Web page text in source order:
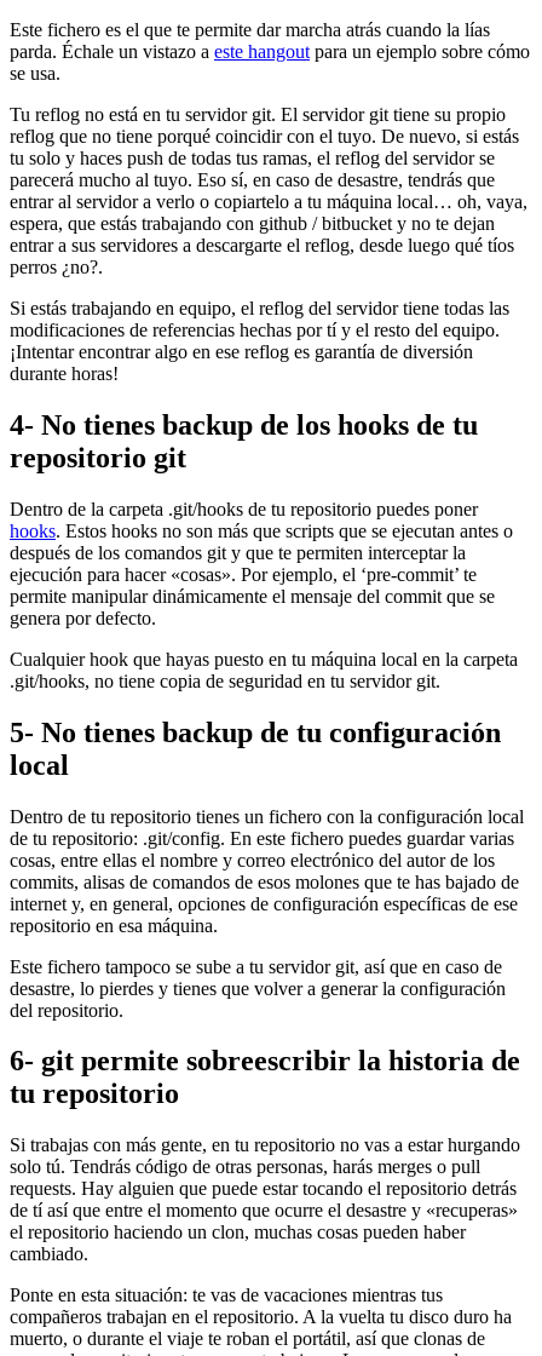
Este fichero es el que te permite dar marcha atrás cuando la lías
parda. Échale un vistazo a este hangout para un ejemplo sobre cómo
se usa.
Tu reflog no está en tu servidor git. El servidor git tiene su propio
reflog que no tiene porqué coincidir con el tuyo. De nuevo, si estás
tu solo y haces push de todas tus ramas, el reflog del servidor se
parecerá mucho al tuyo. Eso sí, en caso de desastre, tendrás que
entrar al servidor a verlo o copiartelo a tu máquina local… oh, vaya,
espera, que estás trabajando con github / bitbucket y no te dejan
entrar a sus servidores a descargarte el reflog, desde luego qué tíos
perros ¿no?.
Si estás trabajando en equipo, el reflog del servidor tiene todas las
modificaciones de referencias hechas por tí y el resto del equipo.
¡Intentar encontrar algo en ese reflog es garantía de diversión
durante horas!
4- No tienes backup de los hooks de tu
repositorio git
Dentro de la carpeta .git/hooks de tu repositorio puedes poner
hooks. Estos hooks no son más que scripts que se ejecutan antes o
después de los comandos git y que te permiten interceptar la
ejecución para hacer «cosas». Por ejemplo, el ‘pre-commit’ te
permite manipular dinámicamente el mensaje del commit que se
genera por defecto.
Cualquier hook que hayas puesto en tu máquina local en la carpeta
.git/hooks, no tiene copia de seguridad en tu servidor git.
5- No tienes backup de tu configuración
local
Dentro de tu repositorio tienes un fichero con la configuración local
de tu repositorio: .git/config. En este fichero puedes guardar varias
cosas, entre ellas el nombre y correo electrónico del autor de los
commits, alisas de comandos de esos molones que te has bajado de
internet y, en general, opciones de configuración específicas de ese
repositorio en esa máquina.
Este fichero tampoco se sube a tu servidor git, así que en caso de
desastre, lo pierdes y tienes que volver a generar la configuración
del repositorio.
6- git permite sobreescribir la historia de
tu repositorio
Si trabajas con más gente, en tu repositorio no vas a estar hurgando
solo tú. Tendrás código de otras personas, harás merges o pull
requests. Hay alguien que puede estar tocando el repositorio detrás
de tí así que entre el momento que ocurre el desastre y «recuperas»
el repositorio haciendo un clon, muchas cosas pueden haber
cambiado.
Ponte en esta situación: te vas de vacaciones mientras tus
compañeros trabajan en el repositorio. A la vuelta tu disco duro ha
muerto, o durante el viaje te roban el portátil, así que clonas de